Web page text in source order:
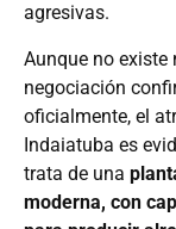
agresivas.
Aunque no existe
negociación
oficialmente, el
Indaiatuba es
trata de una
moderna, con